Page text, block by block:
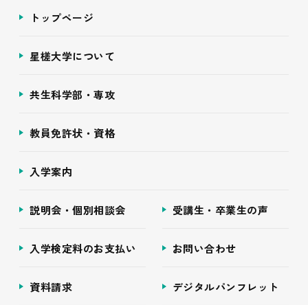
トップページ
星槎大学について
共生科学部・専攻
教員免許状・資格
入学案内
説明会・個別相談会 受講生・卒業生の声
入学検定料のお支払い お問い合わせ
資料請求 デジタルパンフレット